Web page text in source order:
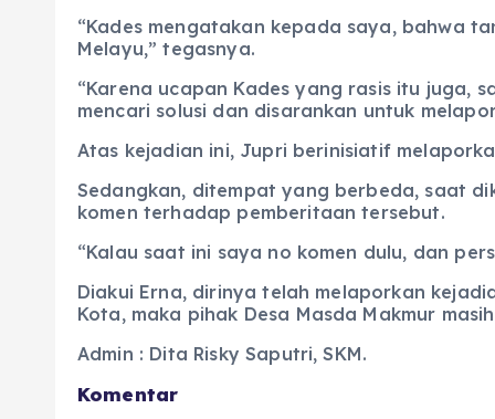
“Kades mengatakan kepada saya, bahwa
Melayu,” tegasnya.
“Karena ucapan Kades yang rasis itu juga,
mencari solusi dan disarankan untuk
Atas kejadian ini, Jupri berinisiatif
Sedangkan, ditempat yang berbeda, saat
komen terhadap pemberitaan tersebut.
“Kalau saat ini saya no komen dulu, dan
Diakui Erna, dirinya telah melaporkan
Kota, maka pihak Desa Masda Makmur
Admin : Dita Risky Saputri, SKM.
Komentar